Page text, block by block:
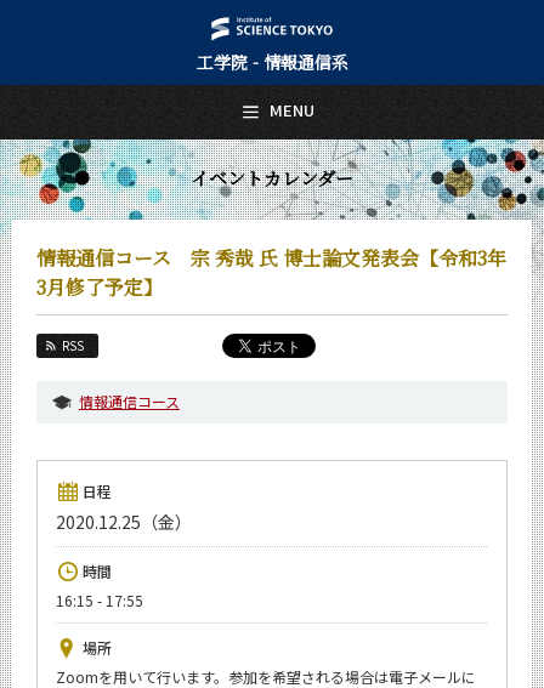
工学院 - 情報通信系
イベントカレンダー
情報通信コース 宗 秀哉 氏 博士論文発表会【令和3年
3月修了予定】
RSS
情報通信コース
日程
2020.12.25（金）
時間
16:15 - 17:55
場所
Zoomを用いて行います。参加を希望される場合は電子メールに
MENU
日本語 English
トップページ
Top Page
情報通信系について
About Us
教育
Education
教員・研究室
Faculty and Laboratories
未来
Admissions
情報通信系 News
News
イベントカレンダー
Event Calendar
今後のイベント